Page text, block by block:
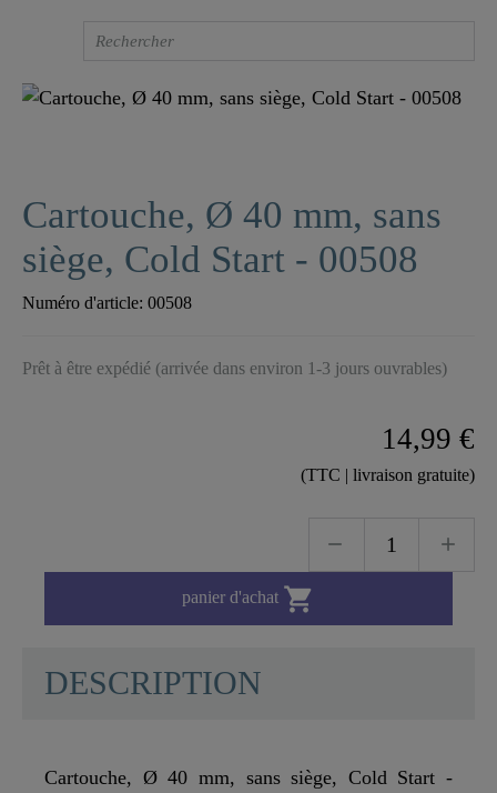
Cartouche, Ø 40 mm, sans
siège, Cold Start - 00508
Numéro d'article: 00508
Prêt à être expédié (arrivée dans environ 1-3 jours ouvrables)
14,99 €
(TTC | livraison gratuite)
panier d'achat 
DESCRIPTION
Cartouche, Ø 40 mm, sans siège, Cold Start -